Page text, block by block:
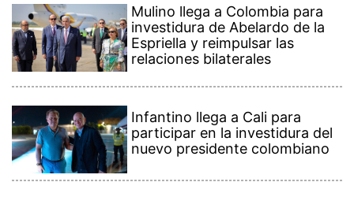
Mulino llega a Colombia para
investidura de Abelardo de la
Espriella y reimpulsar las
relaciones bilaterales
Infantino llega a Cali para
participar en la investidura del
nuevo presidente colombiano